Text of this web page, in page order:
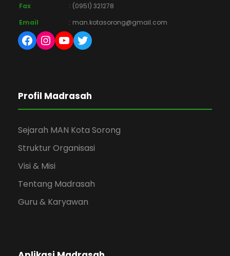
Fax
: (0951) 321278
Email
: man.kotasorong@gmail.com
Facebook Instagram YouTube Twitter
Profil Madrasah
Sejarah MAN Kota Sorong
Struktur Organisasi
Visi & Misi
Tentang Madrasah
Guru & Karyawan